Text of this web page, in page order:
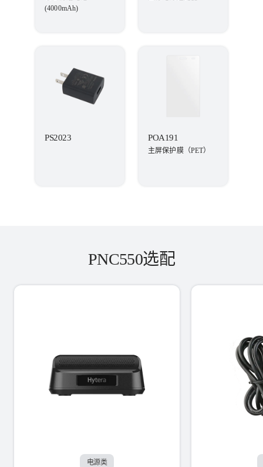
(4000mAh)
PS2023 POA191
主屏保护膜（PET）
PNC550选配
电源类